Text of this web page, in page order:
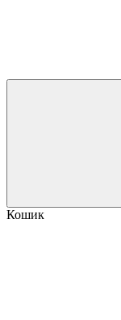
Кошик